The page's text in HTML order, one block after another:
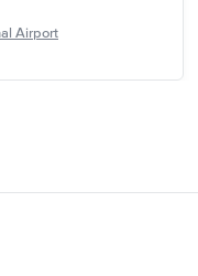
Airport